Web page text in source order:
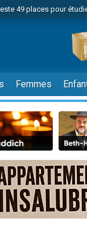
49 places pour
viennent de nous
viennent de nous
personnes viennent de
viennent de
viennent de
viennent de nous
49 places pour
de donner son
viennent de nous
viennent de nous
vient de donner son
Femmes